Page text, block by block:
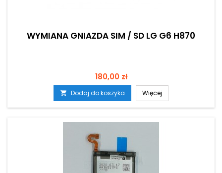
WYMIANA GNIAZDA SIM / SD LG G6 H870
Cena
180,00 zł
 Dodaj do koszyka Więcej